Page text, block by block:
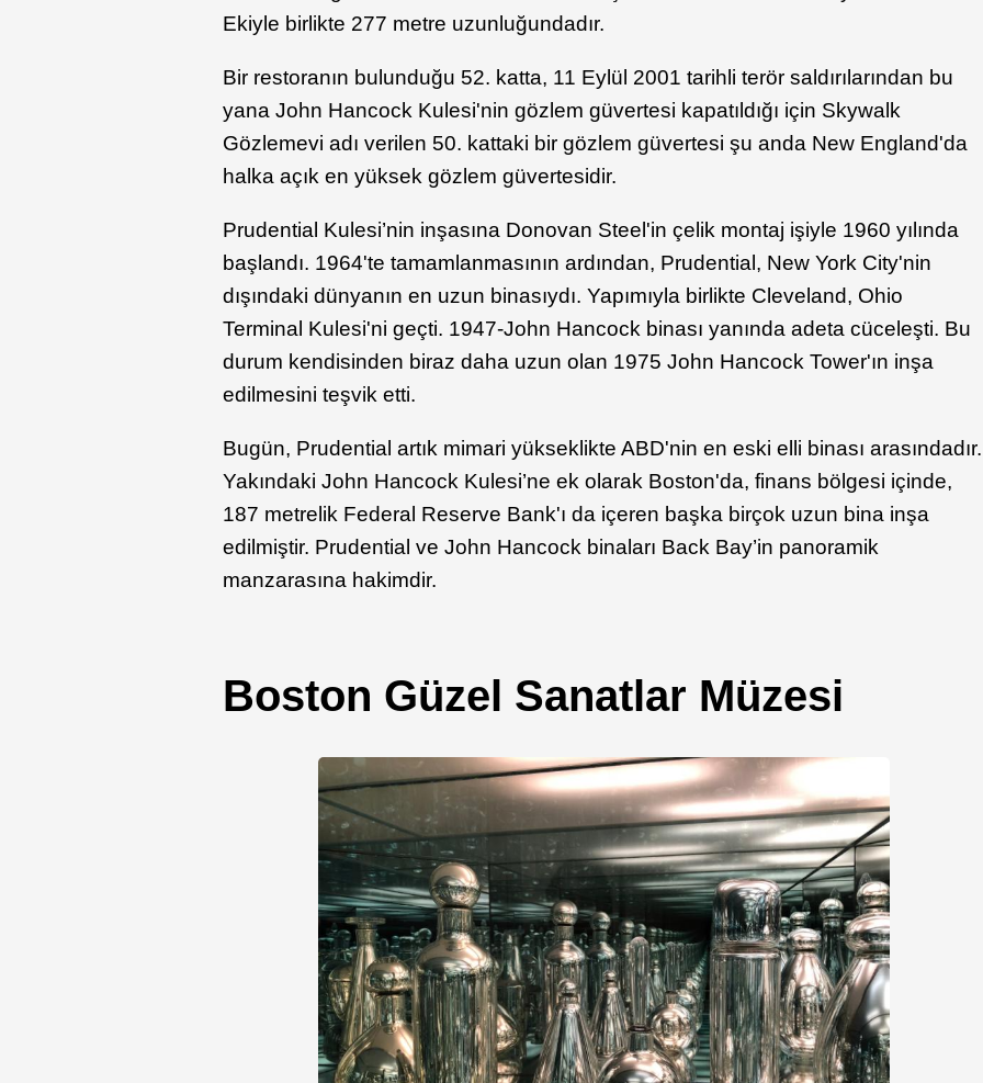
Ekiyle birlikte 277 metre uzunluğundadır.
Bir restoranın bulunduğu 52. katta, 11 Eylül 2001 tarihli terör saldırılarından bu
yana John Hancock Kulesi'nin gözlem güvertesi kapatıldığı için Skywalk
Gözlemevi adı verilen 50. kattaki bir gözlem güvertesi şu anda New England'da
halka açık en yüksek gözlem güvertesidir.
Prudential Kulesi’nin inşasına Donovan Steel'in çelik montaj işiyle 1960 yılında
başlandı. 1964'te tamamlanmasının ardından, Prudential, New York City'nin
dışındaki dünyanın en uzun binasıydı. Yapımıyla birlikte Cleveland, Ohio
Terminal Kulesi'ni geçti. 1947-John Hancock binası yanında adeta cüceleşti. Bu
durum kendisinden biraz daha uzun olan 1975 John Hancock Tower'ın inşa
edilmesini teşvik etti.
Bugün, Prudential artık mimari yükseklikte ABD'nin en eski elli binası arasındadır.
Yakındaki John Hancock Kulesi’ne ek olarak Boston'da, finans bölgesi içinde,
187 metrelik Federal Reserve Bank'ı da içeren başka birçok uzun bina inşa
edilmiştir. Prudential ve John Hancock binaları Back Bay’in panoramik
manzarasına hakimdir.
Boston Güzel Sanatlar Müzesi